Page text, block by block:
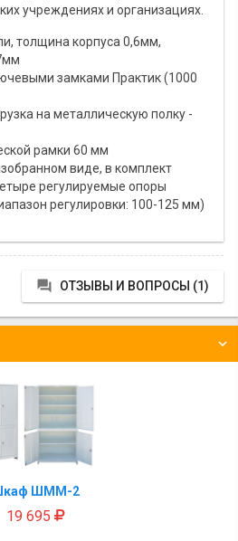
учреждениях и организациях.
толщина корпуса 0,6мм,
замками Практик (1000
на металлическую полку -
рамки 60 мм
виде, в комплект
регулируемые опоры
регулировки: 100-125 мм)
 ОТЗЫВЫ И ВОПРОСЫ (1)
ШММ-2
19 695